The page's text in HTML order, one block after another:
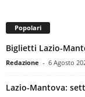
Popolari
Biglietti Lazio-
Redazione - 6 Agosto
Lazio-Mantova: